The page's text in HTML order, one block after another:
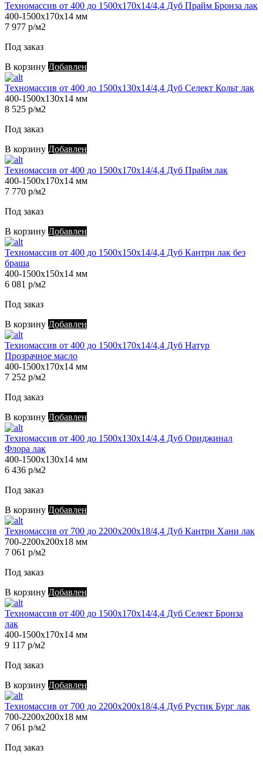
Техномассив от 400 до 1500х170х14/4,4 Дуб Прайм Бронза лак
400-1500х170х14 мм
7 977 р/м2
Под заказ
В корзину Добавлен
Техномассив от 400 до 1500х130х14/4,4 Дуб Селект Кольт лак
400-1500х130х14 мм
8 525 р/м2
Под заказ
В корзину Добавлен
Техномассив от 400 до 1500х170х14/4,4 Дуб Прайм лак
400-1500х170х14 мм
7 770 р/м2
Под заказ
В корзину Добавлен
Техномассив от 400 до 1500х150х14/4,4 Дуб Кантри лак без
браша
400-1500х150х14 мм
6 081 р/м2
Под заказ
В корзину Добавлен
Техномассив от 400 до 1500х170х14/4,4 Дуб Натур
Прозрачное масло
400-1500х170х14 мм
7 252 р/м2
Под заказ
В корзину Добавлен
Техномассив от 400 до 1500х130х14/4,4 Дуб Ориджинал
Флора лак
400-1500х130х14 мм
6 436 р/м2
Под заказ
В корзину Добавлен
Техномассив от 700 до 2200х200х18/4,4 Дуб Кантри Хани лак
700-2200х200х18 мм
7 061 р/м2
Под заказ
В корзину Добавлен
Техномассив от 400 до 1500х170х14/4,4 Дуб Селект Бронза
лак
400-1500х170х14 мм
9 117 р/м2
Под заказ
В корзину Добавлен
Техномассив от 700 до 2200х200х18/4,4 Дуб Рустик Бург лак
700-2200х200х18 мм
7 061 р/м2
Под заказ